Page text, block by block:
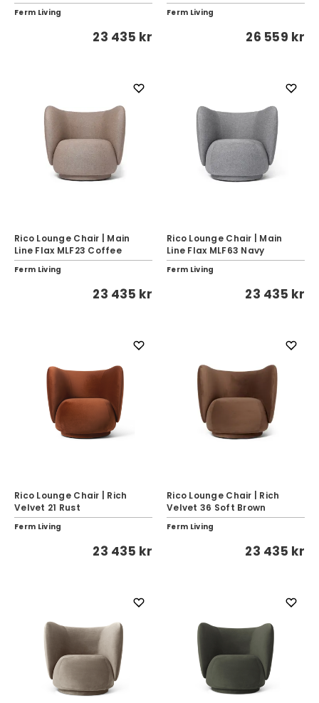
Ferm Living
23 435 kr
Ferm Living
26 559 kr
Rico Lounge Chair | Main
Line Flax MLF23 Coffee
Ferm Living
23 435 kr
Rico Lounge Chair | Main
Line Flax MLF63 Navy
Ferm Living
23 435 kr
Rico Lounge Chair | Rich
Velvet 21 Rust
Ferm Living
23 435 kr
Rico Lounge Chair | Rich
Velvet 36 Soft Brown
Ferm Living
23 435 kr